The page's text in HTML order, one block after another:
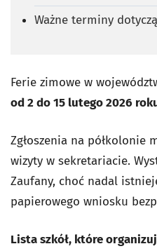
Ważne terminy
Ferie zimowe w
od 2 do 15 lutego 2026
Zgłoszenia na półkolonie
wizyty w sekretariacie.
Zaufany, choć nadal
papierowego wniosku
Lista szkół, które